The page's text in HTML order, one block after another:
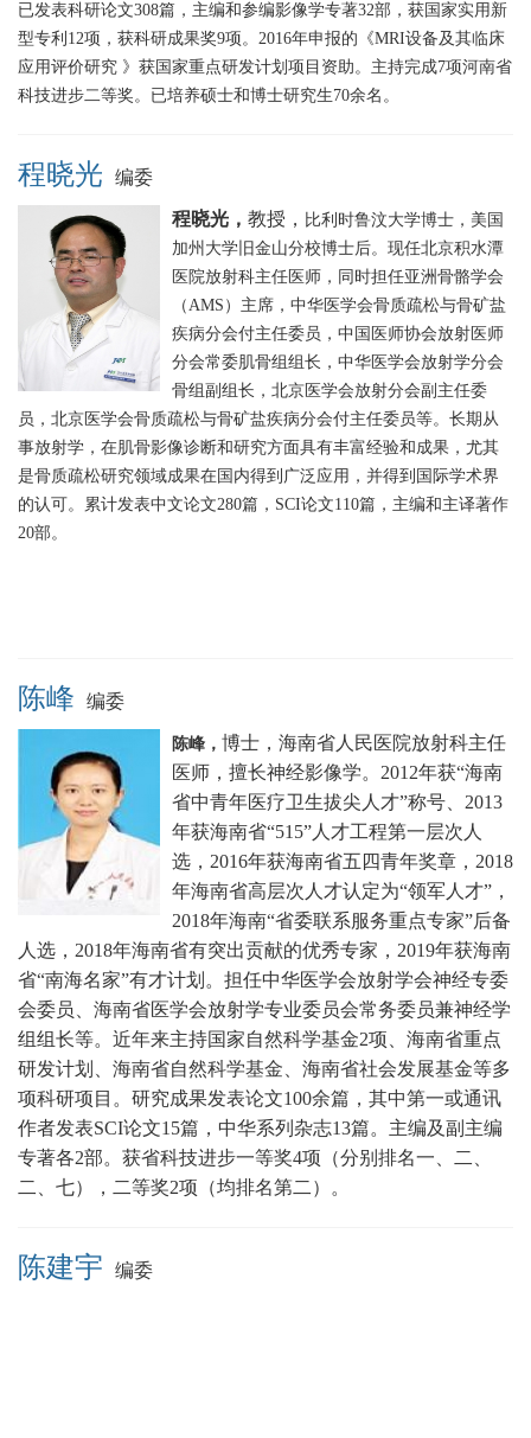
已发表科研论文308篇，主编和参编影像学专著32部，获国家实用新
型专利12项，获科研成果奖9项。2016年申报的《MRI设备及其临床
应用评价研究 》获国家重点研发计划项目资助。主持完成7项河南省
科技进步二等奖。已培养硕士和博士研究生70余名。
程晓光 编委
程晓光， 教授， 比利时鲁汶大学博士，美国
加州大学旧金山分校博士后。现任北京积水潭
医院放射科主任医师，同时担任亚洲骨骼学会
（AMS）主席，中华医学会骨质疏松与骨矿盐
疾病分会付主任委员，中国医师协会放射医师
分会常委肌骨组组长，中华医学会放射学分会
骨组副组长，北京医学会放射分会副主任委
员，北京医学会骨质疏松与骨矿盐疾病分会付主任委员等。长期从
事放射学，在肌骨影像诊断和研究方面具有丰富经验和成果，尤其
是骨质疏松研究领域成果在国内得到广泛应用，并得到国际学术界
的认可。累计发表中文论文280篇，SCI论文110篇，主编和主译著作
20部。
陈峰 编委
陈峰， 博士，海南省人民医院放射科主任
医师，擅长神经影像学。2012年获“海南
省中青年医疗卫生拔尖人才”称号、2013
年获海南省“515”人才工程第一层次人
选，2016年获海南省五四青年奖章， 2018
年海南省高层次人才认定为“领军人才”，
2018年海南“省委联系服务重点专家”后备
人选，2018年海南省有突出贡献的优秀专家，2019年获海南
省“南海名家”有才计划。担任中华医学会放射学会神经专委
会委员、海南省医学会放射学专业委员会常务委员兼神经学
组组长等。近年来主持国家自然科学基金2项、海南省重点
研发计划、海南省自然科学基金、海南省社会发展基金等多
项科研项目。研究成果发表论文100余篇，其中第一或通讯
作者发表SCI论文15篇，中华系列杂志13篇。主编及副主编
专著各2部。获省科技进步一等奖4项（分别排名一、二、
二、七），二等奖2项（均排名第二）。
陈建宇 编委